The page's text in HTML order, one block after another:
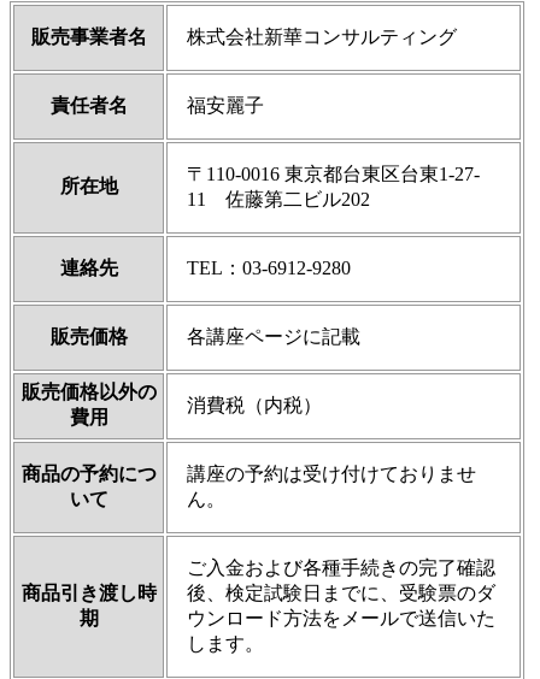
販売事業者名 株式会社新華コンサルティング
責任者名 福安麗子
所在地
〒110-0016 東京都台東区台東1-27-
11 佐藤第二ビル202
連絡先 TEL：03-6912-9280
販売価格 各講座ページに記載
販売価格以外の
費用
消費税（内税）
商品の予約につ
いて
講座の予約は受け付けておりませ
ん。
商品引き渡し時
期
ご入金および各種手続きの完了確認
後、検定試験日までに、受験票のダ
ウンロード方法をメールで送信いた
します。